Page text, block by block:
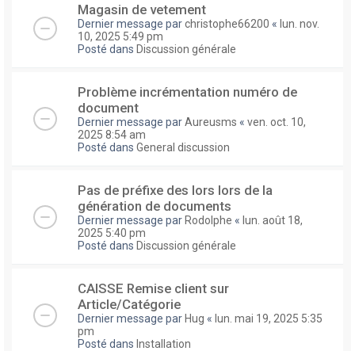
Magasin de vetement
Dernier message parchristophe66200 « lun. nov.
10, 2025 5:49 pm
Posté dans Discussion générale
Problème incrémentation numéro de
document
Dernier message parAureusms « ven. oct. 10,
2025 8:54 am
Posté dans General discussion
Pas de préfixe des lors lors de la
génération de documents
Dernier message par Rodolphe « lun. août 18,
2025 5:40 pm
Posté dans Discussion générale
CAISSE Remise client sur
Article/Catégorie
Dernier message par Hug « lun. mai 19, 2025 5:35
pm
Posté dans Installation